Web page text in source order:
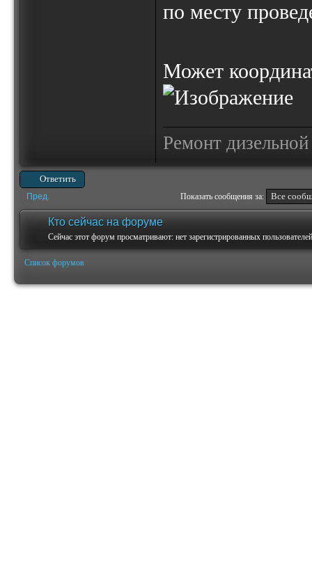
по месту
Может
Ремонт
Ответить
Пред. Показать сообщения за:
Кто сейчас на форуме
Сейчас этот форум просматривают: нет зарегистрированных
Список форумов